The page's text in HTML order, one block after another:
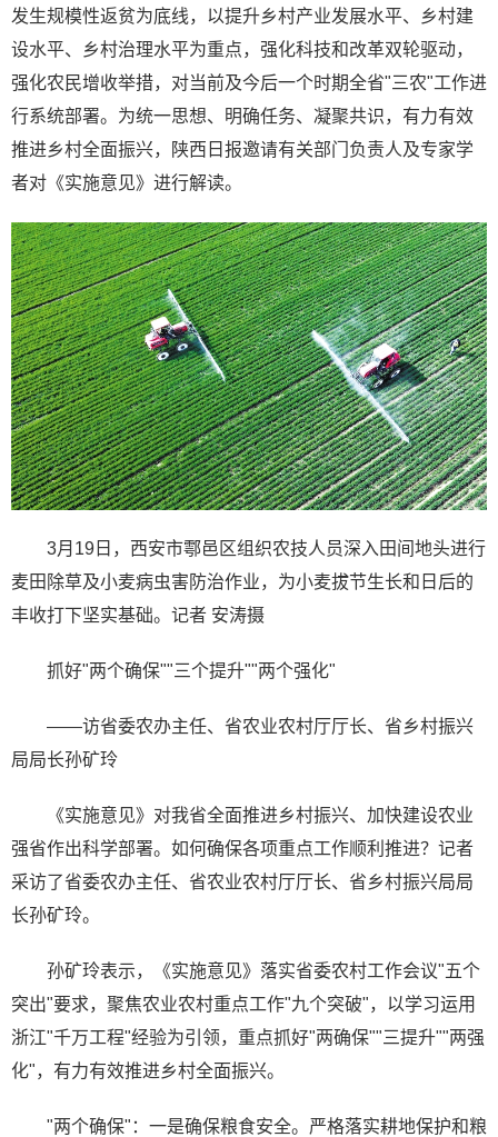
发生规模性返贫为底线，以提升乡村产业发展水平、乡村建
设水平、乡村治理水平为重点，强化科技和改革双轮驱动，
强化农民增收举措，对当前及今后一个时期全省"三农"工作进
行系统部署。为统一思想、明确任务、凝聚共识，有力有效
推进乡村全面振兴，陕西日报邀请有关部门负责人及专家学
者对《实施意见》进行解读。
3月19日，西安市鄠邑区组织农技人员深入田间地头进行
麦田除草及小麦病虫害防治作业，为小麦拔节生长和日后的
丰收打下坚实基础。记者 安涛摄
抓好"两个确保""三个提升""两个强化"
——访省委农办主任、省农业农村厅厅长、省乡村振兴
局局长孙矿玲
《实施意见》对我省全面推进乡村振兴、加快建设农业
强省作出科学部署。如何确保各项重点工作顺利推进？记者
采访了省委农办主任、省农业农村厅厅长、省乡村振兴局局
长孙矿玲。
孙矿玲表示，《实施意见》落实省委农村工作会议"五个
突出"要求，聚焦农业农村重点工作"九个突破"，以学习运用
浙江"千万工程"经验为引领，重点抓好"两确保""三提升""两强
化"，有力有效推进乡村全面振兴。
"两个确保"：一是确保粮食安全。严格落实耕地保护和粮